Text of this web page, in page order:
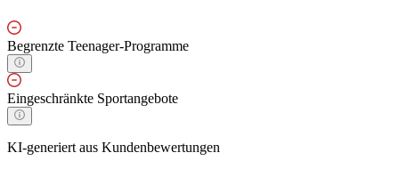
Begrenzte Teenager-Programme
Eingeschränkte Sportangebote
KI-generiert aus Kundenbewertungen